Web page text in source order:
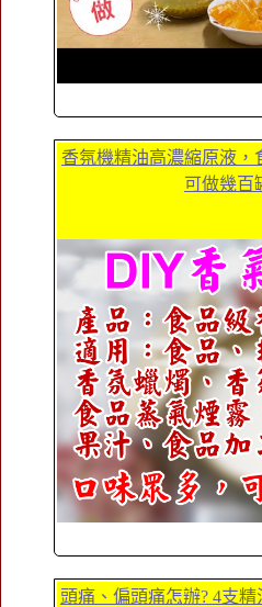
香氛機精油高濃縮原液，
可做幾百
頭痛、偏頭痛怎辦? 4支